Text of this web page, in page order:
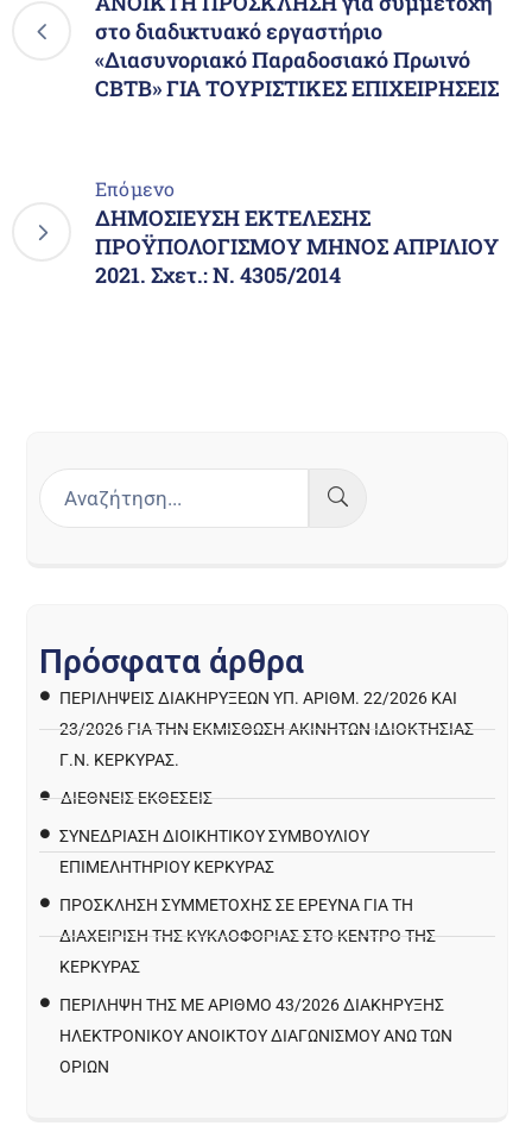
στο διαδικτυακό εργαστήριο
«Διασυνοριακό Παραδοσιακό Πρωινό
CBTB» ΓΙΑ ΤΟΥΡΙΣΤΙΚΕΣ ΕΠΙΧΕΙΡΗΣΕΙΣ
Επόμενο
ΔΗΜΟΣΙΕΥΣΗ ΕΚΤΕΛΕΣΗΣ
ΠΡΟΫΠΟΛΟΓΙΣΜΟΥ ΜΗΝΟΣ ΑΠΡΙΛΙΟΥ
2021. Σχετ.: Ν. 4305/2014
Πρόσφατα άρθρα
ΠΕΡΙΛΉΨΕΙΣ ΔΙΑΚΗΡΎΞΕΩΝ ΥΠ. ΑΡΙΘΜ. 22/2026 ΚΑΙ
23/2026 ΓΙΑ ΤΗΝ ΕΚΜΊΣΘΩΣΗ ΑΚΙΝΉΤΩΝ ΙΔΙΟΚΤΗΣΊΑΣ
Γ.Ν. ΚΈΡΚΥΡΑΣ.
ΔΙΕΘΝΕΙΣ ΕΚΘΕΣΕΙΣ
ΣΥΝΕΔΡΙΑΣΗ ΔΙΟΙΚΗΤΙΚΟΥ ΣΥΜΒΟΥΛΙΟΥ
ΕΠΙΜΕΛΗΤΗΡΙΟΥ ΚΕΡΚΥΡΑΣ
ΠΡΌΣΚΛΗΣΗ ΣΥΜΜΕΤΟΧΉΣ ΣΕ ΈΡΕΥΝΑ ΓΙΑ ΤΗ
ΔΙΑΧΕΊΡΙΣΗ ΤΗΣ ΚΥΚΛΟΦΟΡΊΑΣ ΣΤΟ ΚΈΝΤΡΟ ΤΗΣ
ΚΈΡΚΥΡΑΣ
ΠΕΡΙΛΗΨΗ ΤΗΣ ΜΕ ΑΡΙΘΜΟ 43/2026 ΔΙΑΚΗΡΥΞΗΣ
ΗΛΕΚΤΡΟΝΙΚΟΥ ΑΝΟΙΚΤΟΥ ΔΙΑΓΩΝΙΣΜΟΥ ΑΝΩ ΤΩΝ
ΟΡΙΩΝ